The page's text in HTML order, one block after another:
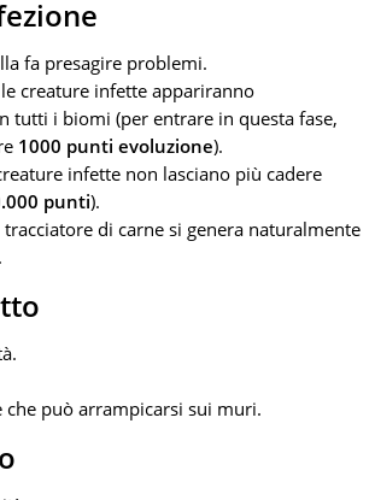
fa presagire problemi.
creature infette appariranno
tutti i biomi (per entrare in questa fase,
1000 punti evoluzione).
infette non lasciano più cadere
punti).
tracciatore di carne si genera naturalmente
che può arrampicarsi sui muri.